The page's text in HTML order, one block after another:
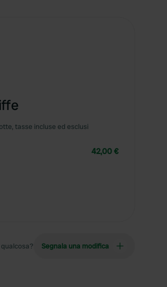
tasse incluse ed esclusi
42,00 €
Segnala una modifica